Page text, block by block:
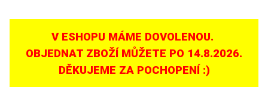
V ESHOPU MÁME DOVOLENOU.
OBJEDNAT ZBOŽÍ MŮŽETE PO 14.8.2026.
DĚKUJEME ZA POCHOPENÍ :)